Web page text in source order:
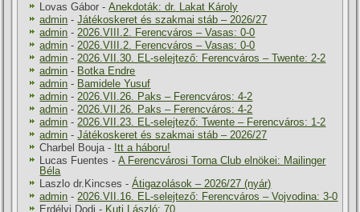
Lovas Gábor -Anekdoták: dr. Lakat Károly
admin -Játékoskeret és szakmai stáb – 2026/27
admin -2026.VIII.2. Ferencváros – Vasas: 0-0
admin -2026.VIII.2. Ferencváros – Vasas: 0-0
admin -2026.VII.30. EL-selejtező: Ferencváros – Twente: 2-2
admin - Botka Endre
admin - Bamidele Yusuf
admin -2026.VII.26. Paks – Ferencváros: 4-2
admin -2026.VII.26. Paks – Ferencváros: 4-2
admin -2026.VII.23. EL-selejtező: Twente – Ferencváros: 1-2
admin -Játékoskeret és szakmai stáb – 2026/27
Charbel Bouja- Itt a háboru!
Lucas Fuentes -A Ferencvárosi Torna Club elnökei: Mailinger
Béla
Laszlo dr.Kincses -Átigazolások – 2026/27 (nyár)
admin -2026.VII.16. EL-selejtező: Ferencváros – Vojvodina: 3-0
Erdélyi Dodi - Kuti László: 70